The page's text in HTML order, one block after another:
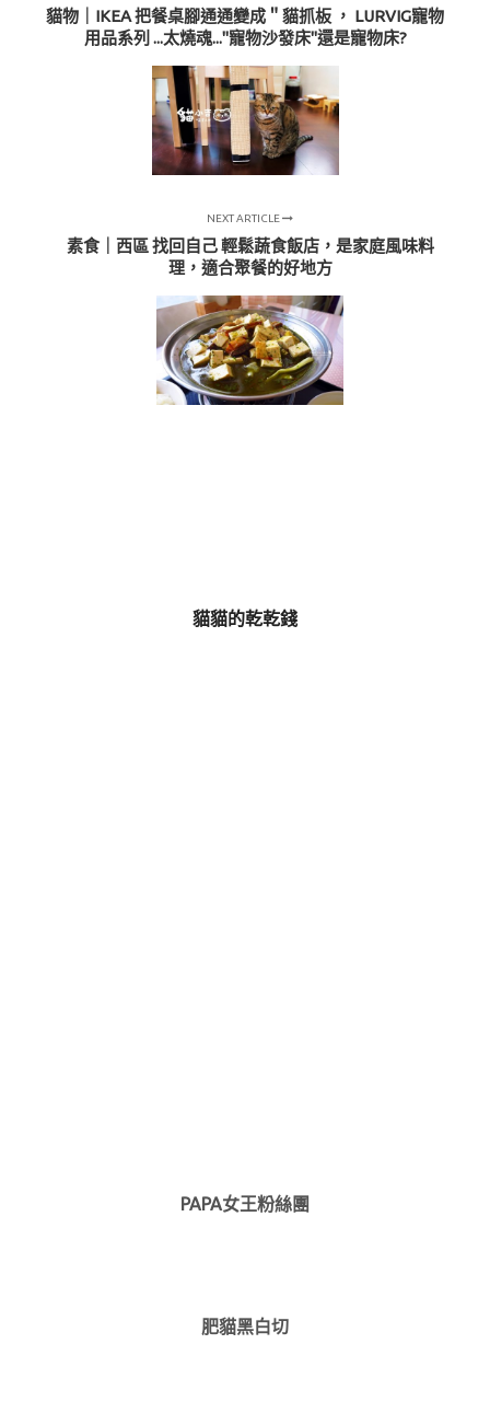
貓物｜IKEA 把餐桌腳通通變成＂貓抓板 ， LURVIG寵物
用品系列 ...太燒魂..."寵物沙發床"還是寵物床?
NEXT ARTICLE
素食｜西區 找回自己 輕鬆蔬食飯店，是家庭風味料
理，適合聚餐的好地方
貓貓的乾乾錢
PAPA女王粉絲團
肥貓黑白切